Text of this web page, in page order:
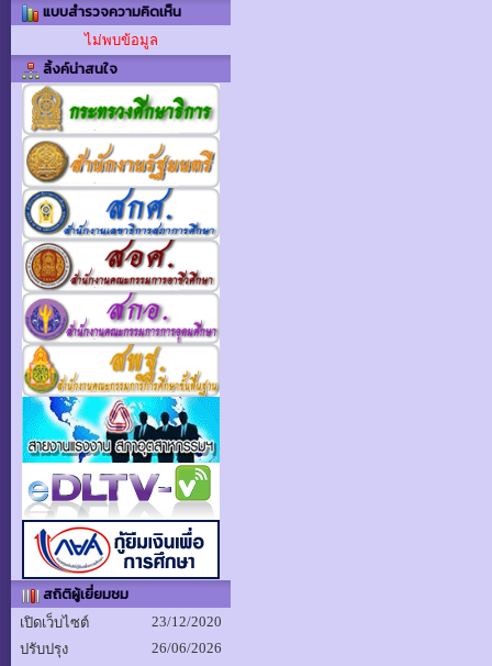
แบบสำรวจความคิดเห็น
ไม่พบข้อมูล
ลิ้งค์น่าสนใจ
สถิติผู้เยี่ยมชม
เปิดเว็บไซต์
23/12/2020
ปรับปรุง
26/06/2026